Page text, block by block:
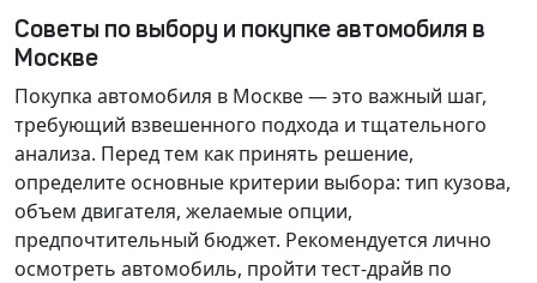
Советы по выбору и покупке автомобиля в
Москве
Покупка автомобиля в Москве — это важный шаг,
требующий взвешенного подхода и тщательного
анализа. Перед тем как принять решение,
определите основные критерии выбора: тип кузова,
объем двигателя, желаемые опции,
предпочтительный бюджет. Рекомендуется лично
осмотреть автомобиль, пройти тест-драйв по